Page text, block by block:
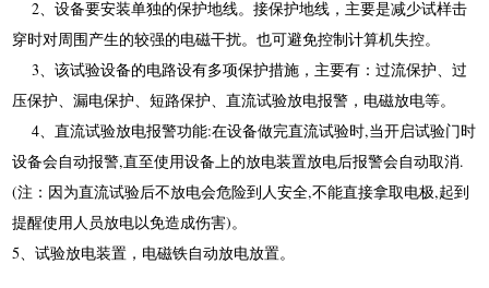
2、设备要安装单独的保护地线。接保护地线，主要是减少试样击
穿时对周围产生的较强的电磁干扰。也可避免控制计算机失控。
3、该试验设备的电路设有多项保护措施，主要有：过流保护、过
压保护、漏电保护、短路保护、直流试验放电报警，电磁放电等。
4、直流试验放电报警功能:在设备做完直流试验时,当开启试验门时
设备会自动报警,直至使用设备上的放电装置放电后报警会自动取消.
(注：因为直流试验后不放电会危险到人安全,不能直接拿取电极,起到
提醒使用人员放电以免造成伤害)。
5、试验放电装置，电磁铁自动放电放置。